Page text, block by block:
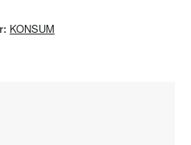
KONSUM